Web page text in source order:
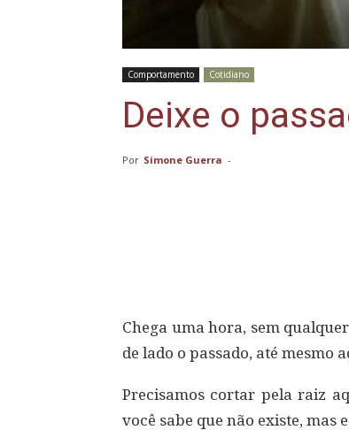
Comportamento Cotidiano
Deixe o
Por Simone Guerra -
Chega uma hora, sem
de lado o passado, até mesmo
Precisamos cortar pela raiz
você sabe que não existe, mas